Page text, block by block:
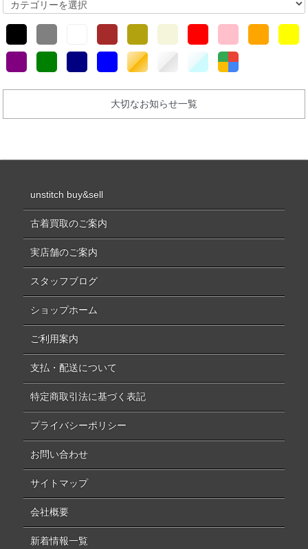
大切なお知らせ一覧
unstitch buy&sell
古着買取のご案内
実店舗のご案内
スタッフブログ
ショップホーム
ご利用案内
支払・配送について
特定商取引法に基づく表記
プライバシーポリシー
お問い合わせ
サイトマップ
会社概要
新着情報一覧